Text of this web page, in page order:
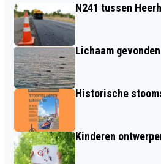
N241 tussen
Lichaam
Historische
Kinderen